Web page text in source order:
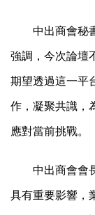
中出商會秘
強調，今次論壇
期望透過這一平
作，凝聚共識，
應對當前挑戰。
中出商會會
具有重要影響，